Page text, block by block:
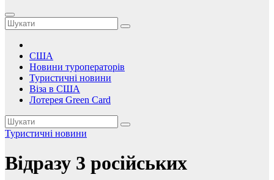
США
Новини туроператорів
Туристичні новини
Віза в США
Лотерея Green Card
Туристичні новини
Відразу 3 російських